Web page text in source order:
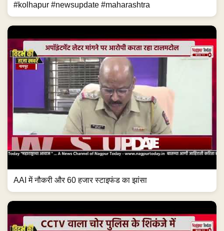
#kolhapur #newsupdate #maharashtra
AAI में नौकरी और 60 हजार स्टाइफंड का झांसा